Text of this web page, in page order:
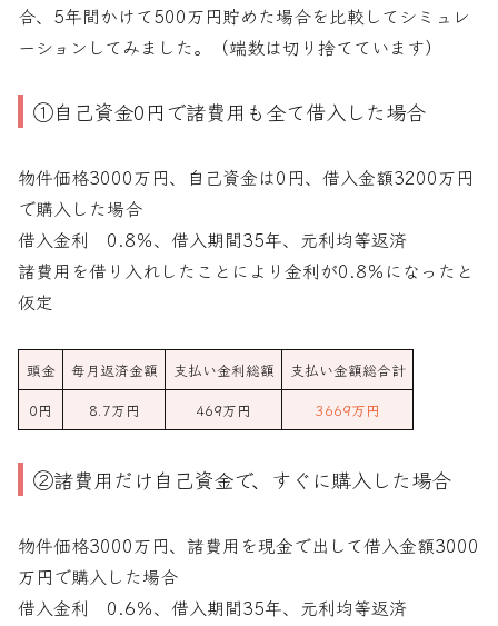
合、5年間かけて500万円貯めた場合を比較してシミュレ
ーションしてみました。（端数は切り捨てています）
①自己資金0円で諸費用も全て借入した場合
物件価格3000万円、自己資金は0円、借入金額3200万円
で購入した場合
借入金利 0.8％、借入期間35年、元利均等返済
諸費用を借り入れしたことにより金利が0.8％になったと
仮定
頭金 毎月返済金額 支払い金利総額
支払い金額総合計
0円
8.7万円 469万円 3669万円
②諸費用だけ自己資金で、すぐに購入した場合
物件価格3000万円、諸費用を現金で出して借入金額3000
万円で購入した場合
借入金利 0.6％、借入期間35年、元利均等返済